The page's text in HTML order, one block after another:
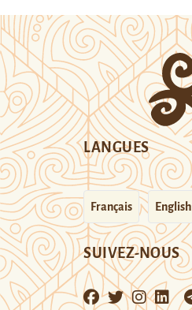
LANGUES
Français English
SUIVEZ-NOUS